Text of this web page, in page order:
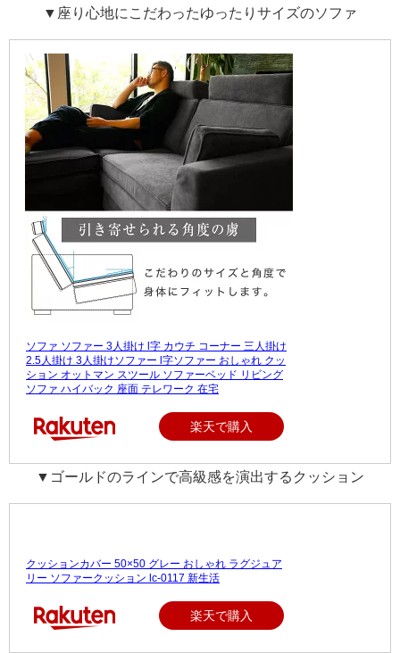
▼座り心地にこだわったゆったりサイズのソファ
ソファ ソファー 3人掛け l字 カウチ コーナー 三人掛け
2.5人掛け 3人掛けソファー l字ソファー おしゃれ クッ
ション オットマン スツール ソファーベッド リビング
ソファ ハイバック 座面 テレワーク 在宅
楽天で購入
▼ゴールドのラインで高級感を演出するクッション
クッションカバー 50×50 グレー おしゃれ ラグジュア
リー ソファークッション lc-0117 新生活
楽天で購入